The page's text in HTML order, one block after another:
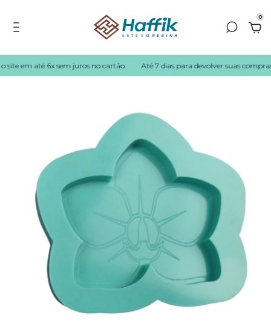
0
em até 6x sem juros no cartão Até 7 dias para devolver suas compras!